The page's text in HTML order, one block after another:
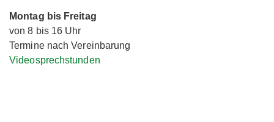
Montag bis Freitag
von 8 bis 16 Uhr
Termine nach Vereinbarung
Videosprechstunden